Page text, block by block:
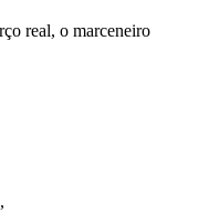
real, o marceneiro